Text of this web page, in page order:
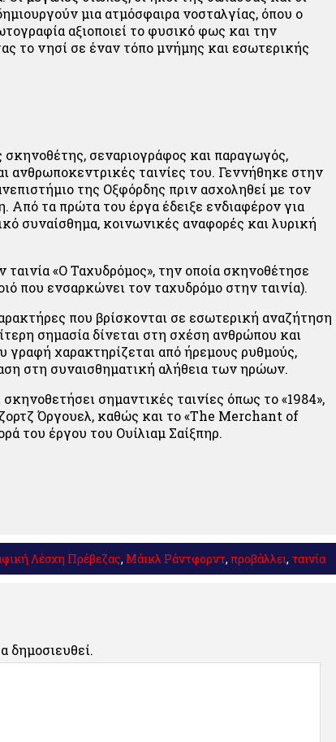
μια ατμόσφαιρα νοσταλγίας, όπου ο
αξιοποιεί το φυσικό φως και την
το νησί σε έναν τόπο μνήμης και εσωτερικής
σεναριογράφος και παραγωγός,
ανθρωποκεντρικές ταινίες του. Γεννήθηκε στην
της Οξφόρδης πριν ασχοληθεί με τον
Από τα πρώτα του έργα έδειξε ενδιαφέρον για
συναίσθημα, κοινωνικές αναφορές και λυρική
«Ο Ταχυδρόμος», την οποία σκηνοθέτησε
που ενσαρκώνει τον ταχυδρόμο στην ταινία).
που βρίσκονται σε εσωτερική αναζήτηση
σημασία δίνεται στη σχέση ανθρώπου και
γραφή χαρακτηρίζεται από ήρεμους ρυθμούς,
στη συναισθηματική αλήθεια των ηρώων.
σκηνοθετήσει σημαντικές ταινίες όπως το «1984»,
Όργουελ, καθώς και το «The Merchant of
του έργου του Ουίλιαμ Σαίξπηρ.
Λέσχη Πρέβεζας, Μάικλ Ράντφορντ, προβάλλει, ταινία
δημοσιευθεί.